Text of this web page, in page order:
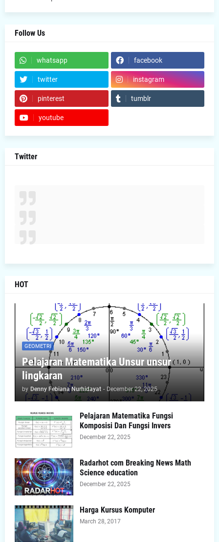
Follow Us
whatsapp facebook
twitter instagram
pinterest tumblr
youtube
Twitter
HOT
GEOMETRI
Pelajaran Matematika Unsur unsur
lingkaran
by Denny Febiana Nurhidayat - December 22, 2025
Pelajaran Matematika Fungsi
Komposisi Dan Fungsi Invers
December 22, 2025
Radarhot com Breaking News Math
Science education
December 22, 2025
Harga Kursus Komputer
March 28, 2017